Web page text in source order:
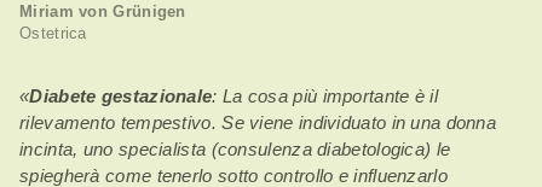
Miriam von Grünigen
Ostetrica
«Diabete gestazionale: La cosa più importante è il
rilevamento tempestivo. Se viene individuato in una donna
incinta, uno specialista (consulenza diabetologica) le
spiegherà come tenerlo sotto controllo e influenzarlo